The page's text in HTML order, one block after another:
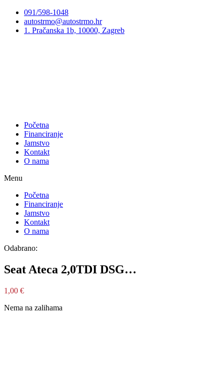
Preskoči
sadržaj
091/598-1048
autostrmo@autostrmo.hr
1. Pračanska 1b, 10000, Zagreb
Početna
Financiranje
Jamstvo
Kontakt
O nama
Menu
Početna
Financiranje
Jamstvo
Kontakt
O nama
Odabrano:
Seat Ateca 2,0TDI DSG…
1,00 €
Nema na zalihama